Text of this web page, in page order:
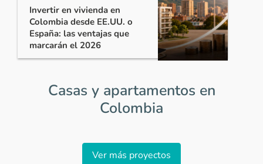
Invertir en vivienda en
Colombia desde EE.UU. o
España: las ventajas que
marcarán el 2026
Casas y apartamentos en
Colombia
Ver más proyectos